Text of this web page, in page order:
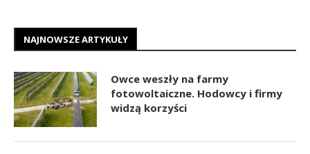
NAJNOWSZE ARTYKUŁY
Owce weszły na farmy
fotowoltaiczne. Hodowcy i firmy
widzą korzyści